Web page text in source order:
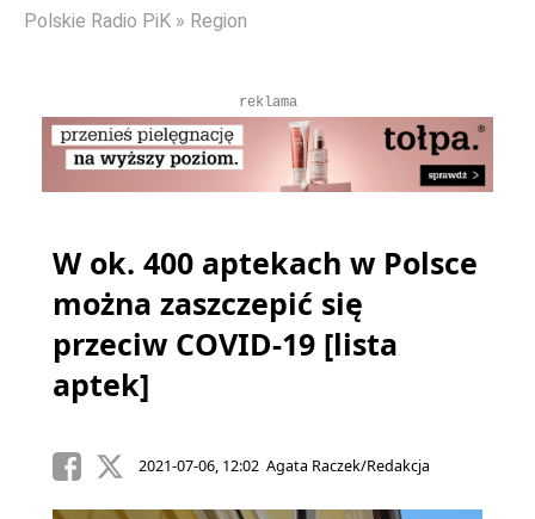
Polskie Radio PiK Region
reklama
W ok. 400 aptekach w Polsce
można zaszczepić się
przeciw COVID-19 [lista
aptek]
2021-07-06, 12:02 Agata Raczek/Redakcja